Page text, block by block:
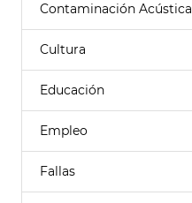
Contaminación Acústica
Cultura
Educación
Empleo
Fallas